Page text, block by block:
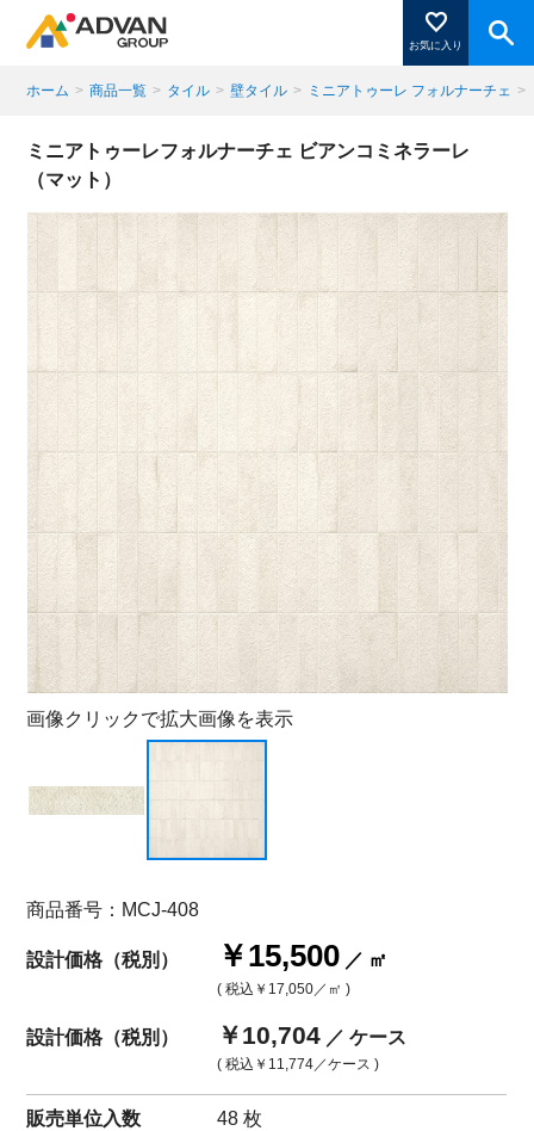
お気に入り
商品ページにある「お気に入り登録」を押すと登録した
商品がここに表示されます。
閉じる
ホーム > 商品一覧 > タイル > 壁タイル > ミニアトゥーレ フォルナーチェ >
ミニアトゥーレフォルナーチェ ビアンコミネラーレ
（マット）
画像クリックで拡大画像を表示
商品番号：MCJ-408
設計価格（税別） ￥15,500 ／ ㎡
( 税込 ￥17,050／㎡ )
設計価格（税別） ￥10,704 ／ ケース
( 税込 ￥11,774／ケース )
販売単位入数 48 枚